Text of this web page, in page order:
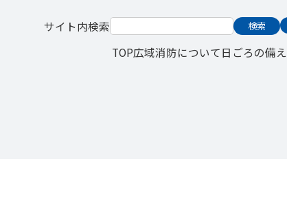
サイト内検索 検索
TOP広域消防について日ごろの備え